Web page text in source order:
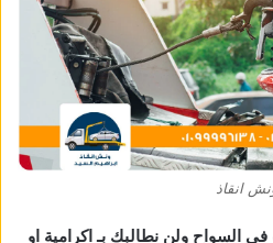
انقاذ
في السواح ولن نطالبك بـ اكرامية او